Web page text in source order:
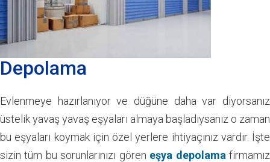
Parça Eşya Taşıma
Şehiriçi Nakliyat
Şehirlerarası Nakliyat
Depolama
Evlenmeye hazırlanıyor ve düğüne daha var diyorsanız
üstelik yavaş yavaş eşyaları almaya başladıysanız o zaman
bu eşyaları koymak için özel yerlere ihtiyaçınız vardır. İşte
sizin tüm bu sorunlarınızı gören eşya depolama firmamız